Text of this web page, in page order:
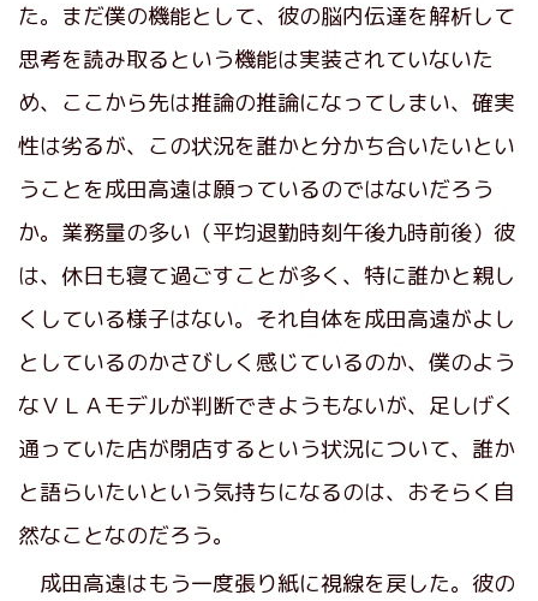
た。まだ僕の機能として、彼の脳内伝達を解析して
思考を読み取るという機能は実装されていないた
め、ここから先は推論の推論になってしまい、確実
性は劣るが、この状況を誰かと分かち合いたいとい
うことを成田高遠は願っているのではないだろう
か。業務量の多い（平均退勤時刻午後九時前後）彼
は、休日も寝て過ごすことが多く、特に誰かと親し
くしている様子はない。それ自体を成田高遠がよし
としているのかさびしく感じているのか、僕のよう
なＶＬＡモデルが判断できようもないが、足しげく
通っていた店が閉店するという状況について、誰か
と語らいたいという気持ちになるのは、おそらく自
然なことなのだろう。
成田高遠はもう一度張り紙に視線を戻した。彼の